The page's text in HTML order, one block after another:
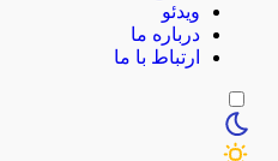
ویدئو
درباره ما
ارتباط با ما